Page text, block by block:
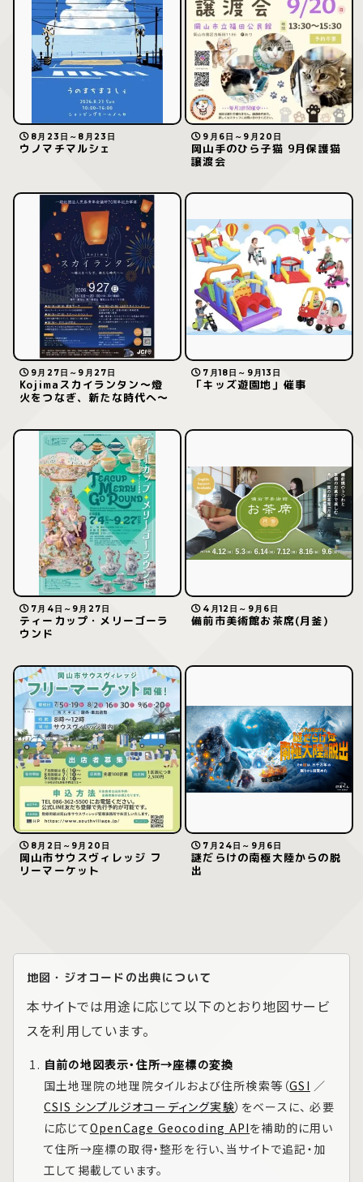
8月23日～8月23日
ウノマチマルシェ
9月6日～9月20日
岡山手のひら子猫 9月保護猫
譲渡会
9月27日～9月27日
Kojimaスカイランタン〜燈
火をつなぎ、新たな時代へ〜
7月18日～9月13日
「キッズ遊園地」催事
7月4日～9月27日
ティーカップ・メリーゴーラ
ウンド
4月12日～9月6日
備前市美術館お茶席(月釜)
8月2日～9月20日
岡山市サウスヴィレッジ フ
リーマーケット
7月24日～9月6日
謎だらけの南極大陸からの脱
出
地図・ジオコードの出典について
本サイトでは用途に応じて以下のとおり地図サービ
スを利用しています。
自前の地図表示・住所→座標の変換
国土地理院の地理院タイルおよび住所検索等（GSI ／
CSIS シンプルジオコーディング実験）をベースに、 必要
に応じてOpenCage Geocoding APIを補助的に用い
て住所→座標の取得・整形を行い、当サイトで追記・加
工して掲載しています。